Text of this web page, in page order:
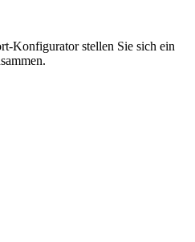
Konfiguratorstellen Sie sich ein